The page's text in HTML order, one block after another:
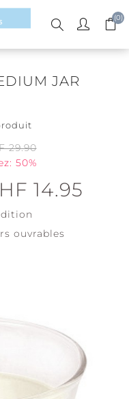
(0)
JAR
29.90
50%
14.95
ouvrables